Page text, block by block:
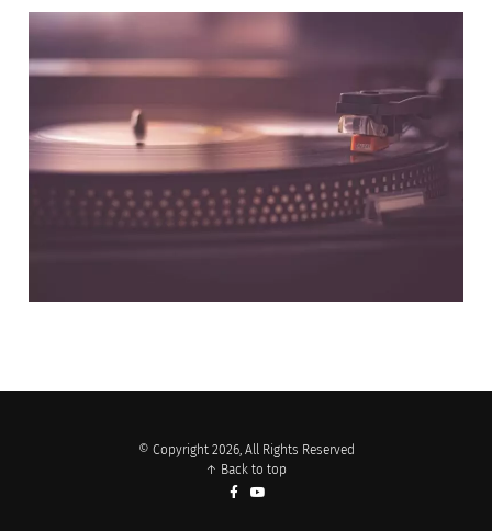
© Copyright 2026, All Rights Reserved
↑ Back to top